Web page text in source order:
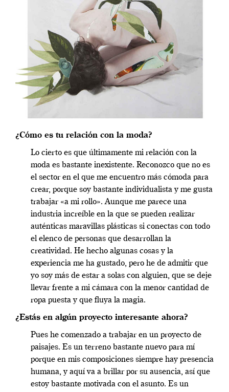
¿Cómo es tu relación con la moda?
Lo cierto es que últimamente mi relación con la
moda es bastante inexistente. Reconozco que no es
el sector en el que me encuentro más cómoda para
crear, porque soy bastante individualista y me gusta
trabajar «a mi rollo». Aunque me parece una
industria increíble en la que se pueden realizar
auténticas maravillas plásticas si conectas con todo
el elenco de personas que desarrollan la
creatividad. He hecho algunas cosas y la
experiencia me ha gustado, pero he de admitir que
yo soy más de estar a solas con alguien, que se deje
llevar frente a mi cámara con la menor cantidad de
ropa puesta y que fluya la magia.
¿Estás en algún proyecto interesante ahora?
Pues he comenzado a trabajar en un proyecto de
paisajes. Es un terreno bastante nuevo para mí
porque en mis composiciones siempre hay presencia
humana, y aquí va a brillar por su ausencia, así que
estoy bastante motivada con el asunto. Es un